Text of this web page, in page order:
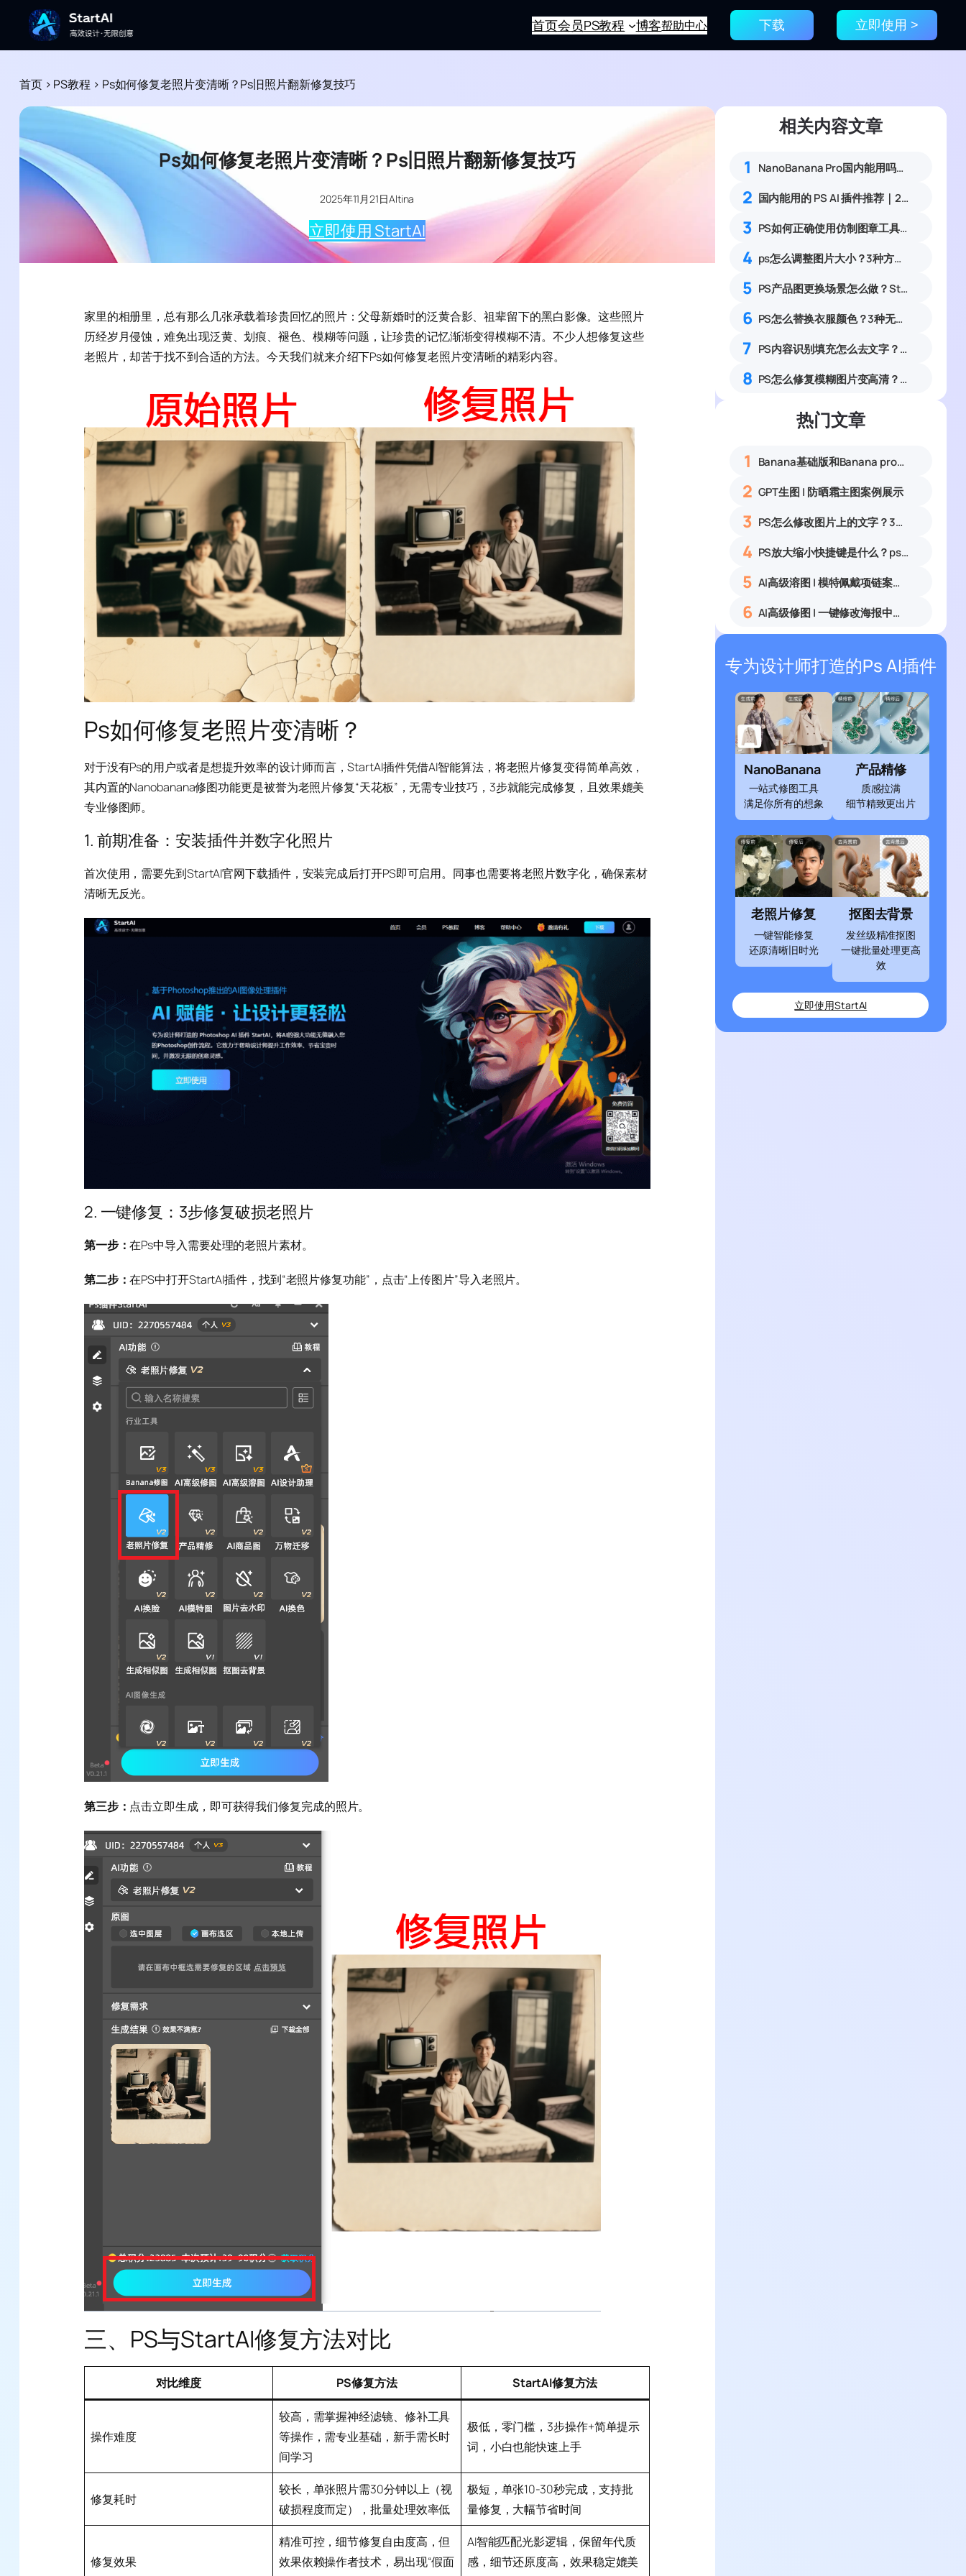
首页会员PS教程 博客帮助中心 下载 立即使用 >
首页 > PS教程 > Ps如何修复老照片变清晰？Ps旧照片翻新修复技巧
Ps如何修复老照片变清晰？Ps旧照片翻新修复技巧
2025年11月21日Altina
立即使用 StartAI
家里的相册里，总有那么几张承载着珍贵回忆的照片：父母新婚时的泛黄合影、祖辈留下的黑白影像。这些照片
历经岁月侵蚀，难免出现泛黄、划痕、褪色、模糊等问题，让珍贵的记忆渐渐变得模糊不清。不少人想修复这些
老照片，却苦于找不到合适的方法。今天我们就来介绍下Ps如何修复老照片变清晰的精彩内容。
Ps如何修复老照片变清晰？
对于没有Ps的用户或者是想提升效率的设计师而言，StartAI插件凭借AI智能算法，将老照片修复变得简单高效，
其内置的Nanobanana修图功能更是被誉为老照片修复“天花板”，无需专业技巧，3步就能完成修复，且效果媲美
专业修图师。
1. 前期准备：安装插件并数字化照片
首次使用，需要先到StartAI官网下载插件，安装完成后打开PS即可启用。同事也需要将老照片数字化，确保素材
清晰无反光。
2. 一键修复：3步修复破损老照片
第一步：在Ps中导入需要处理的老照片素材。
第二步：在PS中打开StartAI插件，找到“老照片修复功能”，点击“上传图片”导入老照片。
第三步： 点击立即生成，即可获得我们修复完成的照片。
三、PS与StartAI修复方法对比
对比维度 PS修复方法 StartAI修复方法
操作难度
较高，需掌握神经滤镜、修补工具
等操作，需专业基础，新手需长时
间学习
极低，零门槛，3步操作+简单提示
词，小白也能快速上手
修复耗时
较长，单张照片需30分钟以上（视
破损程度而定），批量处理效率低
极短，单张10-30秒完成，支持批
量修复，大幅节省时间
修复效果
精准可控，细节修复自由度高，但
效果依赖操作者技术，易出现“假面
AI智能匹配光影逻辑，保留年代质
感，细节还原度高，效果稳定媲美
相关内容文章
1 NanoBanana Pro国内能用吗？Nano banana使用教程
2 国内能用的 PS AI 插件推荐｜2026 4款AI插件最新实测
3 PS如何正确使用仿制图章工具？4步掌握仿制图章使用技巧
4 ps怎么调整图片大小？3种方法无损放大插件教程
5 PS产品图更换场景怎么做？StartAI 4步完成场景合成制作
6 PS怎么替换衣服颜色？3种无痕改色保留纹理零基础教程
7 PS内容识别填充怎么去文字？4步快速清除水印
8 PS怎么修复模糊图片变高清？4种照片清晰化完整实操教程
热门文章
1 Banana基础版和Banana pro区别对比丨具体案例应用+使用教程
2 GPT生图 | 防晒霜主图案例展示
3 PS怎么修改图片上的文字？3种无痕改字方法，新手也能搞定
4 PS放大缩小快捷键是什么？ps怎么把图片拉大拉小？
5 AI高级溶图 | 模特佩戴项链案例展示
6 AI高级修图 | 一键修改海报中的文字
专为设计师打造的Ps AI插件
NanoBanana
一站式修图工具
满足你所有的想象
产品精修
质感拉满
细节精致更出片
老照片修复
一键智能修复
还原清晰旧时光
抠图去背景
发丝级精准抠图
一键批量处理更高
效
立即使用StartAI